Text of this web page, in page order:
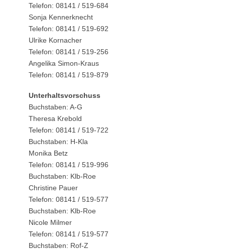
Telefon: 08141 / 519-684
Sonja Kennerknecht
Telefon: 08141 / 519-692
Ulrike Kornacher
Telefon: 08141 / 519-256
Angelika Simon-Kraus
Telefon: 08141 / 519-879
Unterhaltsvorschuss
Buchstaben: A-G
Theresa Krebold
Telefon: 08141 / 519-722
Buchstaben: H-Kla
Monika Betz
Telefon: 08141 / 519-996
Buchstaben: Klb-Roe
Christine Pauer
Telefon: 08141 / 519-577
Buchstaben: Klb-Roe
Nicole Milmer
Telefon: 08141 / 519-577
Buchstaben: Rof-Z